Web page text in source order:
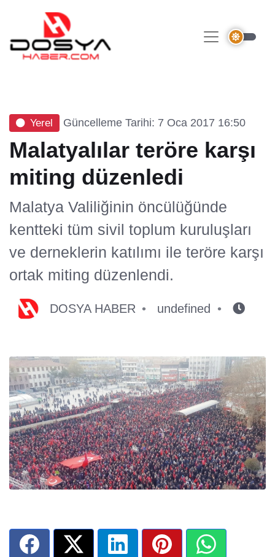
Yerel Güncelleme Tarihi: 7 Oca 2017 16:50
Malatyalılar teröre karşı
miting düzenledi
Malatya Valiliğinin öncülüğünde
kentteki tüm sivil toplum kuruluşları
ve derneklerin katılımı ile teröre karşı
ortak miting düzenlendi.
DOSYA HABER undefined